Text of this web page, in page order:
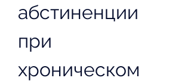
абстиненции
при
хроническом